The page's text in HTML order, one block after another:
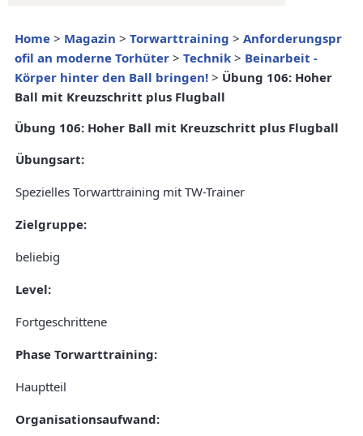
Home > Magazin > Torwarttraining > Anforderungspr
ofil an moderne Torhüter > Technik > Beinarbeit -
Körper hinter den Ball bringen! > Übung 106: Hoher
Ball mit Kreuzschritt plus Flugball
Übung 106: Hoher Ball mit Kreuzschritt plus Flugball
Übungsart:
Spezielles Torwarttraining mit TW-Trainer
Zielgruppe:
beliebig
Level:
Fortgeschrittene
Phase Torwarttraining:
Hauptteil
Organisationsaufwand: